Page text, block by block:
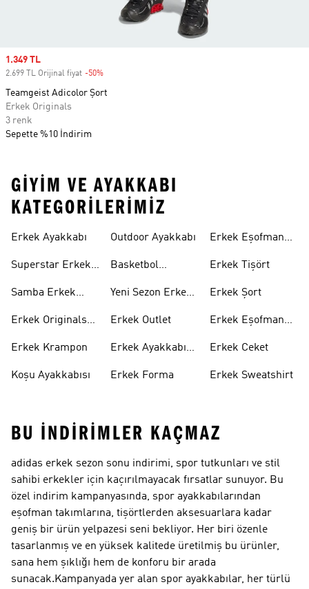
Sale price
1.349 TL
2.699 TL Orijinal fiyat -50%
Teamgeist Adicolor Şort
Erkek Originals
3 renk
Sepette %10 İndirim
GIYIM VE AYAKKABI
KATEGORILERIMIZ
Erkek Ayakkabı
Superstar Erkek
Samba Erkek
Erkek Originals
Erkek Krampon
Koşu Ayakkabısı
Outdoor Ayakkabı
Basketbol
Yeni Sezon Erkek
Erkek Outlet
Erkek Ayakkabı
Erkek Forma
Erkek Eşofman
Erkek Tişört
Erkek Şort
Erkek Eşofman
Erkek Ceket
Erkek Sweatshirt
BU İNDIRIMLER KAÇMAZ
adidas erkek sezon sonu indirimi, spor tutkunları ve stil
sahibi erkekler için kaçırılmayacak fırsatlar sunuyor. Bu
özel indirim kampanyasında, spor ayakkabılarından
eşofman takımlarına, tişörtlerden aksesuarlara kadar
geniş bir ürün yelpazesi seni bekliyor. Her biri özenle
tasarlanmış ve en yüksek kalitede üretilmiş bu ürünler,
sana hem şıklığı hem de konforu bir arada
sunacak.Kampanyada yer alan spor ayakkabılar, her türlü